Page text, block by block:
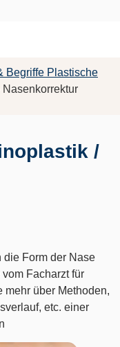
Begriffe Plastische
Nasenkorrektur
/
die Form der Nase
Facharzt für
mehr über Methoden,
etc. einer